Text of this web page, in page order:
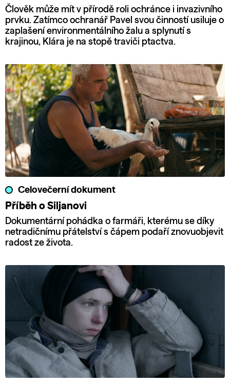
Člověk může mít v přírodě roli ochránce i invazivního
prvku. Zatímco ochranář Pavel svou činností usiluje o
zaplašení environmentálního žalu a splynutí s
krajinou, Klára je na stopě traviči ptactva.
Celovečerní dokument
Příběh o Siljanovi
Dokumentární pohádka o farmáři, kterému se díky
netradičnímu přátelství s čápem podaří znovuobjevit
radost ze života.